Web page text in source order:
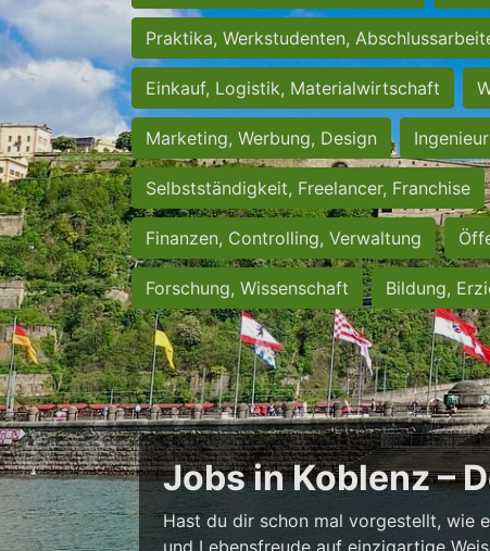
Praktika, Werkstudenten,
Einkauf, Logistik, Materialwirtschaft
Marketing, Werbung, Design
Selbstständigkeit, Freelancer, Franchise
Finanzen, Controlling, Verwaltung
Forschung, Wissenschaft Bildung,
Jobs in Koblenz –
Hast du dir schon mal vorgestellt, wie